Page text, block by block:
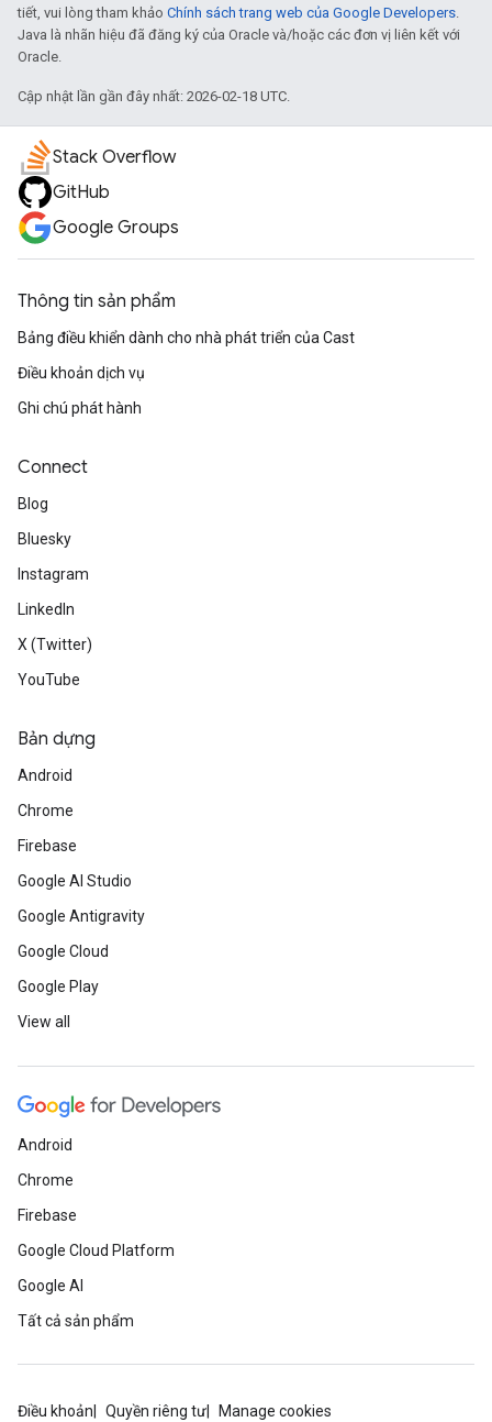
tiết, vui lòng tham khảo Chính sách trang web của Google Developers
Java là nhãn hiệu đã đăng ký của Oracle và/hoặc các đơn vị liên kết với
Oracle.
Cập nhật lần gần đây nhất: 2026-02-18 UTC.
Stack Overflow
GitHub
Google Groups
Thông tin sản phẩm
Bảng điều khiển dành cho nhà phát triển của Cast
Điều khoản dịch vụ
Ghi chú phát hành
Connect
Blog
Bluesky
Instagram
LinkedIn
X (Twitter)
YouTube
Bản dựng
Android
Chrome
Firebase
Google AI Studio
Google Antigravity
Google Cloud
Google Play
View all
Android
Chrome
Firebase
Google Cloud Platform
Google AI
Tất cả sản phẩm
Điều khoản Quyền riêng tư Manage cookies